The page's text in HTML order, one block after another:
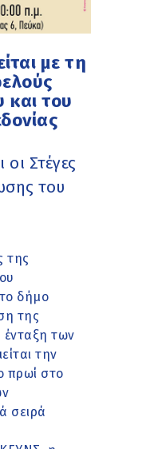
με τη
και του
Στέγες
του
της
δήμο
της
ένταξη των
την
πρωί στο
σειρά